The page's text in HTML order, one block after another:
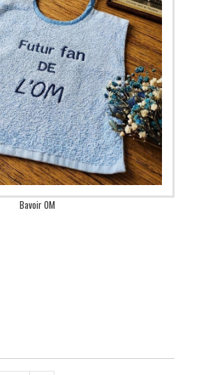
Bavoir OM